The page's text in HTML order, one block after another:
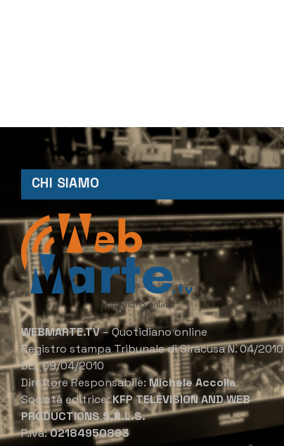
CHI SIAMO
WEBMARTE.TV– Quotidiano online
Registro stampa Tribunale di Siracusa N. 04/2010
DEL 09/04/2010
Direttore Responsabile:Michele Accolla
Società editrice:KFP TELEVISION AND WEB
PRODUCTIONS S.R.L.S.
P.Iva:02184950893